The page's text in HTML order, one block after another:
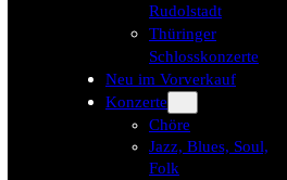
Rudolstadt
Thüringer
Schlosskonzerte
Neu im Vorverkauf
Konzerte
Chöre
Jazz, Blues, Soul,
Folk